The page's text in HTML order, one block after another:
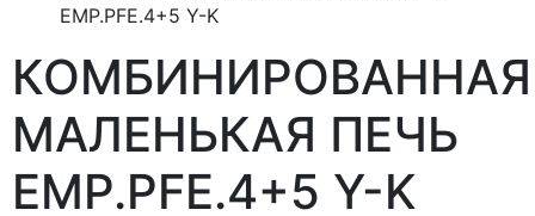
EMP.PFE.4+5 Y-K
КОМБИНИРОВАННАЯ
МАЛЕНЬКАЯ ПЕЧЬ
EMP.PFE.4+5 Y-K